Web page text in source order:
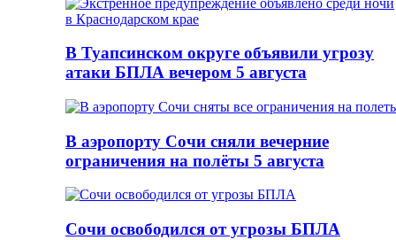
В Туапсинском округе объявили угрозу
атаки БПЛА вечером 5 августа
В аэропорту Сочи сняли вечерние
ограничения на полёты 5 августа
Сочи освободился от угрозы БПЛА